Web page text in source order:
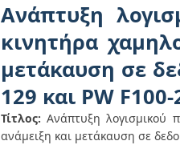
Ανάπτυξη
κινητήρα
μετάκαυση σε
129 και PW
Τίτλος: Ανάπτυξη λογισμικού
ανάμειξη και μετάκαυση σε